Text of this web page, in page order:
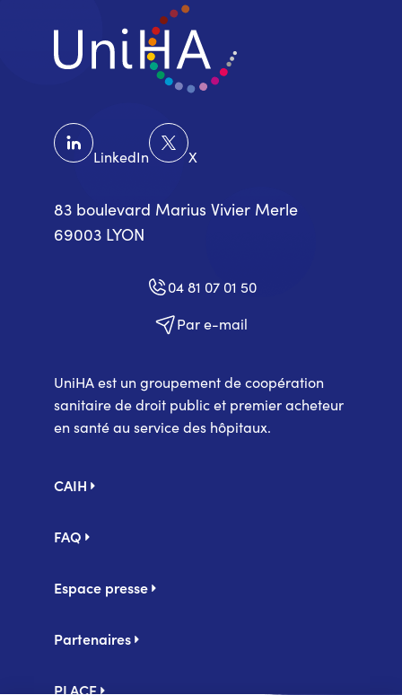
LinkedIn X
83 boulevard Marius Vivier Merle
69003 LYON
04 81 07 01 50
Par e-mail
UniHA est un groupement de coopération
sanitaire de droit public et premier acheteur
en santé au service des hôpitaux.
de
CAIH
FAQ
Espace presse
Partenaires
PLACE